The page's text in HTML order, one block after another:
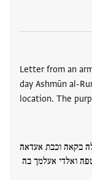
Letter from an
day Ashmūn al-
location. The
בקאה וכבת אעדאה
ואלדי אעלמך בה